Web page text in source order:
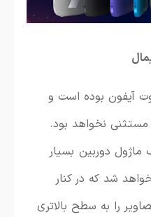
آیفون بوده است و
قاعده مستثنی نخواهد بود.
دوربین بسیار
شد که در کنار
را به سطح بالاتری